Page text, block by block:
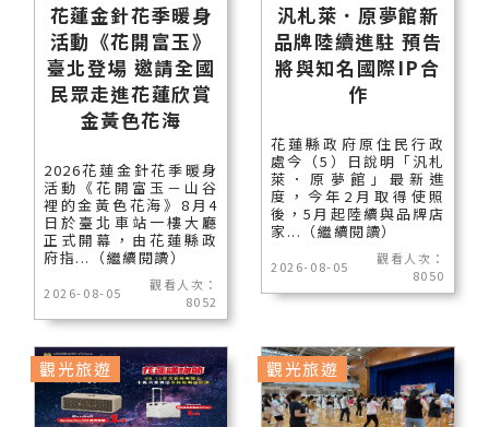
花蓮金針花季暖身
活動《花開富玉》
臺北登場 邀請全國
民眾走進花蓮欣賞
金黃色花海
2026花蓮金針花季暖身
活動《花開富玉－山谷
裡的金黃色花海》8月4
日於臺北車站一樓大廳
正式開幕，由花蓮縣政
府指...（繼續閱讀）
2026-08-05
觀看人次：
8052
汎札萊．原夢館新
品牌陸續進駐 預告
將與知名國際IP合
作
花蓮縣政府原住民行政
處今（5）日說明「汎札
萊．原夢館」最新進
度，今年2月取得使照
後，5月起陸續與品牌店
家...（繼續閱讀）
2026-08-05
觀看人次：
8050
觀光旅遊 觀光旅遊